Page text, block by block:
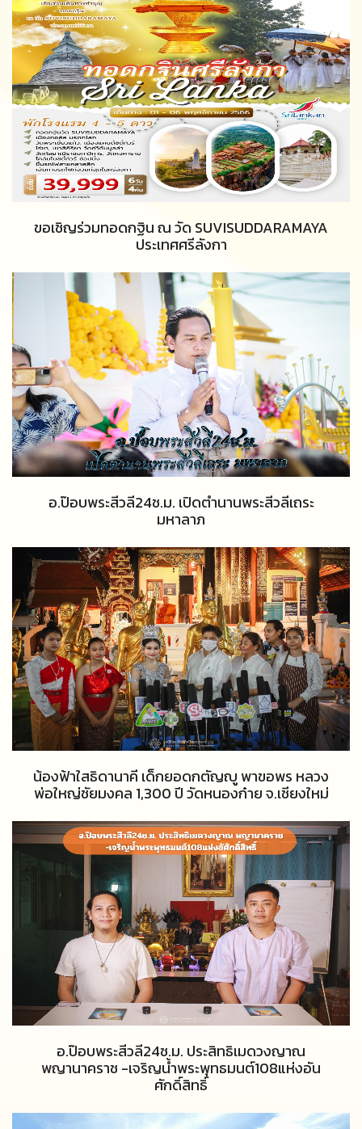
ขอเชิญร่วมทอดกฐิน ณ วัด SUVISUDDARAMAYA
ประเทศศรีลังกา
อ.ป๊อบพระสีวลี24ช.ม. เปิดตำนานพระสีวลีเถระ
มหาลาภ
น้องฟ้าใสธิดานาคี เด็กยอดกตัญญู พาขอพร หลวง
พ่อใหญ่ชัยมงคล 1,300 ปี วัดหนองก๋าย จ.เชียงใหม่
อ.ป๊อบพระสีวลี24ช.ม. ประสิทธิเมดวงญาณ
พญานาคราช -เจริญน้ำพระพุทธมนต์108แห่งอัน
ศักดิ์สิทธิ์